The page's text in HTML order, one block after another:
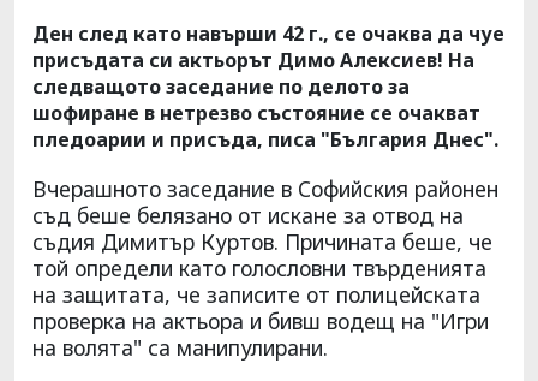
Ден след като навърши 42 г., се очаква да чуе
присъдата си актьорът Димо Алексиев! На
следващото заседание по делото за
шофиране в нетрезво състояние се очакват
пледоарии и присъда, писа "България Днес".
Вчерашното заседание в Софийския районен
съд беше белязано от искане за отвод на
съдия Димитър Куртов. Причината беше, че
той определи като голословни твърденията
на защитата, че записите от полицейската
проверка на актьора и бивш водещ на "Игри
на волята" са манипулирани.